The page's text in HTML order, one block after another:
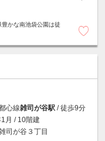
かな南池袋公園は徒
心線雑司が谷駅 / 徒歩9分
月 / 10階建
司が谷３丁目